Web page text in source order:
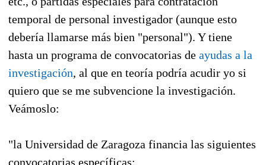
temporal de personal investigador (aunque esto
debería llamarse más bien "personal"). Y tiene
hasta un programa de convocatorias de ayudas a la
investigación, al que en teoría podría acudir yo si
quiero que se me subvencione la investigación.
Veámoslo:
"la Universidad de Zaragoza financia las siguientes
convocatorias específicas: